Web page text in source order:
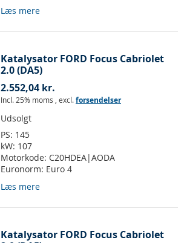
Læs mere
Katalysator FORD Focus Cabriolet
2.0 (DA5)
2.552,04 kr.
Incl. 25% moms , excl.forsendelser
Udsolgt
PS: 145
kW: 107
Motorkode: C20HDEA|AODA
Euronorm: Euro 4
Læs mere
Katalysator FORD Focus Cabriolet